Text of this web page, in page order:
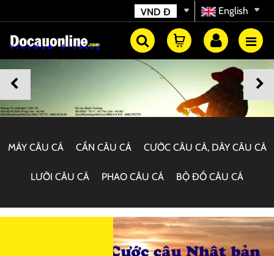
English
VND Đ
MÁY CÂU CÁ CẦN CÂU CÁ CƯỚC CÂU CÁ, DÂY CÂU CÁ
LƯỠI CÂU CÁ PHAO CÂU CÁ BỘ ĐỒ CÂU CÁ